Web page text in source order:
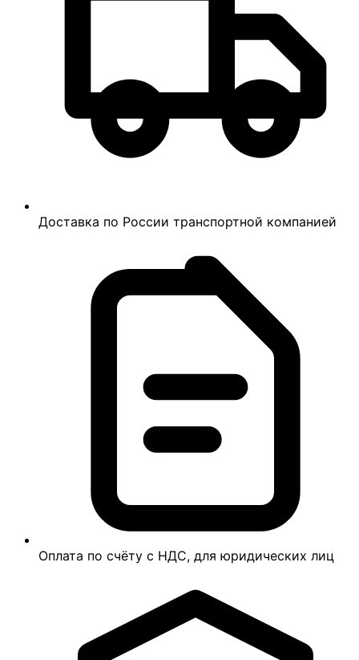
Доставка по России транспортной компанией
Оплата по счёту с НДС, для юридических лиц